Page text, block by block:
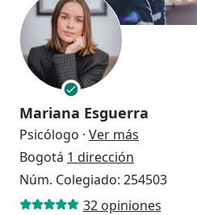
Mariana Esguerra
Psicólogo · Ver más
Bogotá 1 dirección
Núm. Colegiado: 254503
32 opiniones